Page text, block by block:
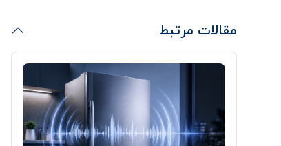
مقالات مرتبط